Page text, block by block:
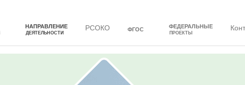
НАПРАВЛЕНИЕ
ДЕЯТЕЛЬНОСТИ
РСОКО ФГОС ФЕДЕРАЛЬНЫЕ
ПРОЕКТЫ